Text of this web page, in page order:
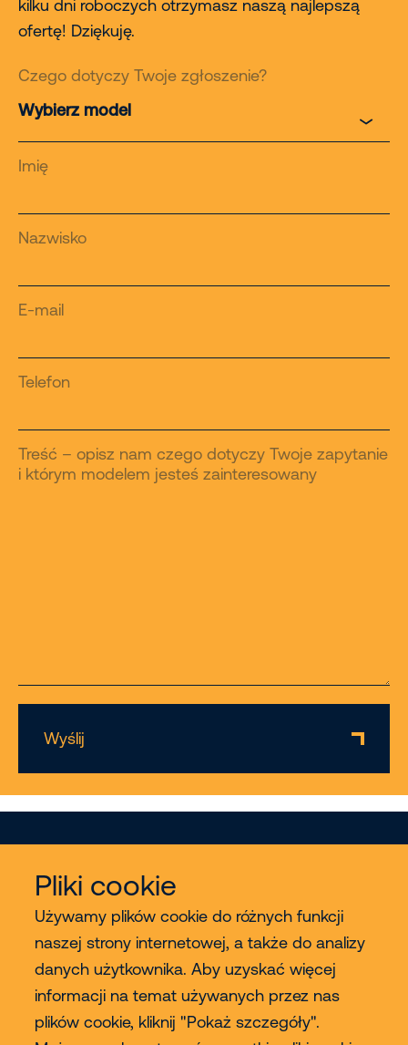
Pliki cookie
Używamy plików cookie do różnych funkcji
naszej strony internetowej, a także do analizy
danych użytkownika. Aby uzyskać więcej
informacji na temat używanych przez nas
plików cookie, kliknij "Pokaż szczegóły".
kilku dni roboczych otrzymasz naszą najlepszą
ofertę! Dziękuję.
Czego dotyczy Twoje zgłoszenie?
Imię
Nazwisko
E-mail
Telefon
Treść – opisz nam czego dotyczy Twoje zapytanie
i którym modelem jesteś zainteresowany
Wyślij
Usługi
Sprzedaż